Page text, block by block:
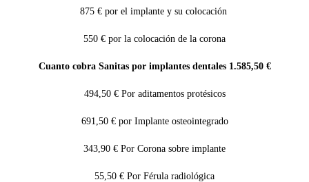
875 € por el implante y su colocación
550 € por la colocación de la corona
Cuanto cobra Sanitas por implantes dentales 1.585,50 €
494,50 € Por aditamentos protésicos
691,50 € por Implante osteointegrado
343,90 € Por Corona sobre implante
55,50 € Por Férula radiológica